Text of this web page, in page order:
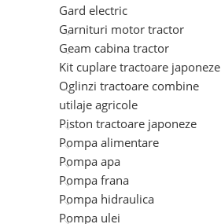
Gard electric
Garnituri motor tractor
Geam cabina tractor
Kit cuplare tractoare japoneze
Oglinzi tractoare combine
utilaje agricole
Piston tractoare japoneze
Pompa alimentare
Pompa apa
Pompa frana
Pompa hidraulica
Pompa ulei